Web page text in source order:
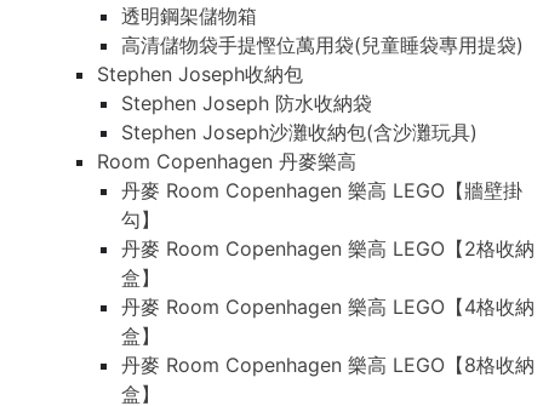
透明鋼架儲物箱
高清儲物袋手提慳位萬用袋(兒童睡袋專用提袋)
Stephen Joseph收納包
Stephen Joseph 防水收納袋
Stephen Joseph沙灘收納包(含沙灘玩具)
Room Copenhagen 丹麥樂高
丹麥 Room Copenhagen 樂高 LEGO【牆壁掛
勾】
丹麥 Room Copenhagen 樂高 LEGO【2格收納
盒】
丹麥 Room Copenhagen 樂高 LEGO【4格收納
盒】
丹麥 Room Copenhagen 樂高 LEGO【8格收納
盒】